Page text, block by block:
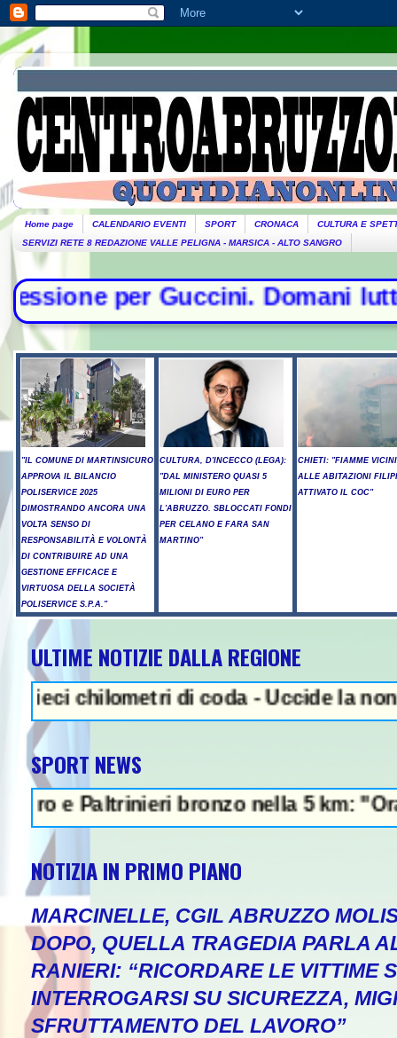
Home page CALENDARIO EVENTI SPORT CRONACA
CULTURA E
SERVIZI RETE 8 REDAZIONE VALLE PELIGNA - MARSICA - ALTO SANGRO
Domani lutto
"IL COMUNE DI MARTINSICURO
APPROVA IL BILANCIO
POLISERVICE 2025
DIMOSTRANDO ANCORA UNA
VOLTA SENSO DI
RESPONSABILITÀ E VOLONTÀ
DI CONTRIBUIRE AD UNA
GESTIONE EFFICACE E
VIRTUOSA DELLA SOCIETÀ
POLISERVICE S.P.A."
CULTURA, D'INCECCO (LEGA):
"DAL MINISTERO QUASI 5
MILIONI DI EURO PER
L'ABRUZZO. SBLOCCATI FONDI
PER CELANO E FARA SAN
MARTINO"
CHIETI: "FIAMME
ALLE ABITAZIONI
ATTIVATO IL COC"
ULTIME NOTIZIE DALLA REGIONE
di coda - Uccide la nonna a
SPORT NEWS
bronzo nella 5 km: "Ora ci
NOTIZIA IN PRIMO PIANO
MARCINELLE, CGIL ABRUZZO
DOPO, QUELLA TRAGEDIA PARLA
RANIERI: “RICORDARE LE VITTIME
INTERROGARSI SU SICUREZZA,
SFRUTTAMENTO DEL LAVORO”
NEWS IN EVIDENZA -